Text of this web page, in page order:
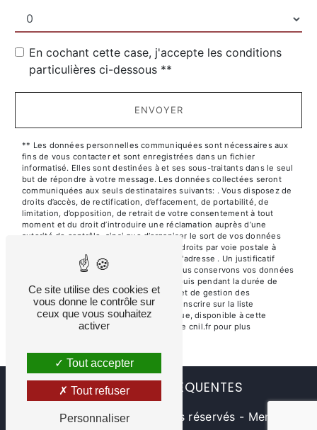
En cochant cette case, j'accepte les conditions
particulières ci-dessous **
ENVOYER
** Les données personnelles communiquées sont nécessaires aux
fins de vous contacter et sont enregistrées dans un fichier
informatisé. Elles sont destinées à et ses sous-traitants dans le seul
but de répondre à votre message. Les données collectées seront
communiquées aux seuls destinataires suivants: . Vous disposez de
droits d’accès, de rectification, d’effacement, de portabilité, de
limitation, d’opposition, de retrait de votre consentement à tout
moment et du droit d’introduire une réclamation auprès d’une
autorité de contrôle, ainsi que d’organiser le sort de vos données
post-mortem. Vous pouvez exercer ces droits par voie postale à
l'adresse ou par courrier électronique à l'adresse . Un justificatif
d'identité pourra vous être demandé. Nous conservons vos données
pendant la période de prise de contact puis pendant la durée de
prescription légale aux fins probatoires et de gestion des
contentieux. Vous avez le droit de vous inscrire sur la liste
d'opposition au démarchage téléphonique, disponible à cette
Bloctel.gouv.fr
. Consultez le site cnil.fr pour plus
RECHERCHES FRÉQUENTES
Vistalid- 2026 - Tous droits réservés - Mentions
Ce site utilise des cookies et
vous donne le contrôle sur
ceux que vous souhaitez
activer
Tout accepter
Tout refuser
Personnaliser